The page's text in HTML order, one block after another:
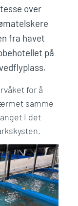
over
fra havet
på
for å
samme
i det